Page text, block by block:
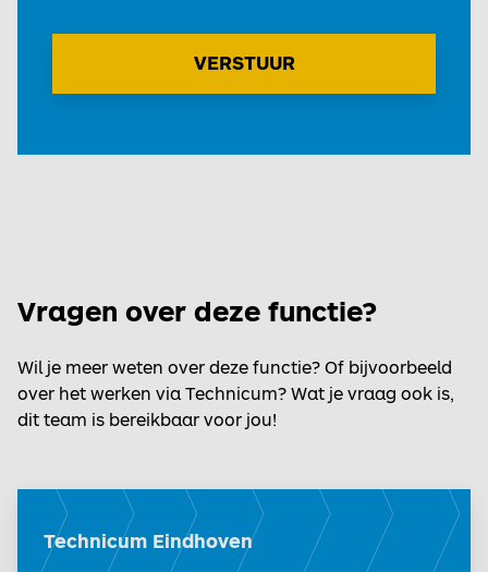
VERSTUUR
Vragen over deze functie?
Wil je meer weten over deze functie? Of bijvoorbeeld
over het werken via Technicum? Wat je vraag ook is,
dit team is bereikbaar voor jou!
Technicum Eindhoven